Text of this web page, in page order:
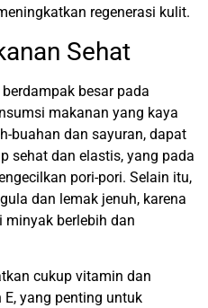
regenerasi kulit.
Sehat
besar pada
makanan yang kaya
buahan dan sayuran, dapat
sehat dan elastis, yang pada
pori-pori. Selain itu,
dan lemak jenuh, karena
minyak berlebih dan
cukup vitamin dan
yang penting untuk